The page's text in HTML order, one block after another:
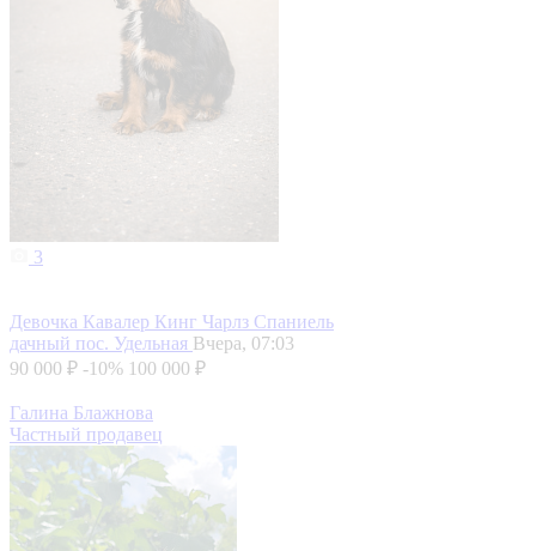
3
Девочка Кавалер Кинг Чарлз Спаниель
дачный пос. Удельная Вчера, 07:03
90 000 ₽ -10% 100 000 ₽
Галина Блажнова
Частный продавец